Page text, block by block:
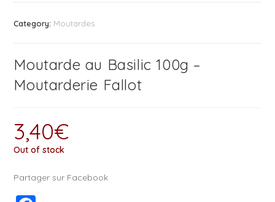
Category: Moutardes
Moutarde au Basilic 100g –
Moutarderie Fallot
3,40€
Out of stock
Partager sur Facebook